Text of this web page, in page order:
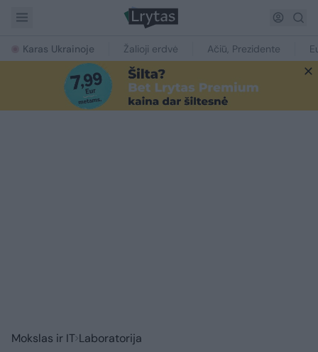
Karas Ukrainoje Žalioji erdvė Ačiū, Prezidente
Mokslas ir IT Laboratorija